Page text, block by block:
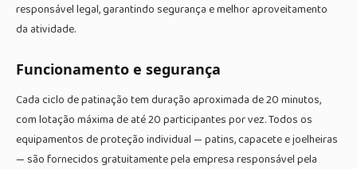
responsável legal, garantindo segurança e melhor aproveitamento
da atividade.
Funcionamento e segurança
Cada ciclo de patinação tem duração aproximada de 20 minutos,
com lotação máxima de até 20 participantes por vez. Todos os
equipamentos de proteção individual — patins, capacete e joelheiras
— são fornecidos gratuitamente pela empresa responsável pela